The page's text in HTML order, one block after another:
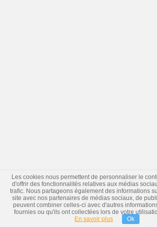
Les cookies nous permettent de personnaliser le
d'offrir des fonctionnalités relatives aux médias
trafic. Nous partageons également des informations
site avec nos partenaires de médias sociaux, de
peuvent combiner celles-ci avec d'autres
fournies ou qu'ils ont collectées lors de votre
En savoir plus
Ok